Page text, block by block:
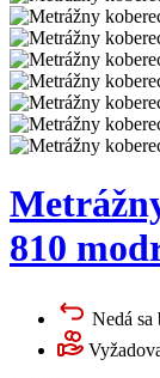
810
Nedá